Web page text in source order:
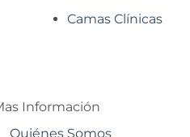
Camas Clínicas
Información
Quiénes Somos